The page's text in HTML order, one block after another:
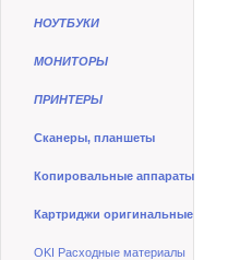
НОУТБУКИ
МОНИТОРЫ
ПРИНТЕРЫ
Сканеры, планшеты
Копировальные аппараты
Картриджи оригинальные
OKI Расходные материалы